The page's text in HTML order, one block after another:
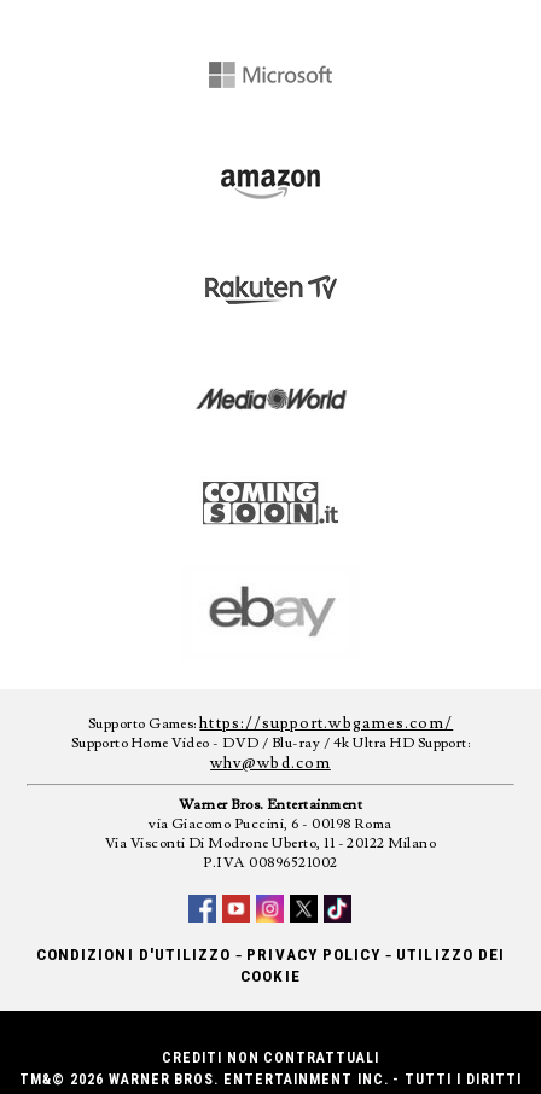
Supporto Games:https://support.wbgames.com/
Supporto Home Video - DVD / Blu-ray / 4k Ultra HD Support:
whv@wbd.com
Warner Bros. Entertainment
via Giacomo Puccini, 6 - 00198 Roma
Via Visconti Di Modrone Uberto, 11 - 20122 Milano
P.IVA 00896521002
CONDIZIONI D'UTILIZZO - PRIVACY POLICY - UTILIZZO DEI
COOKIE
CREDITI NON CONTRATTUALI
TM&© 2026 WARNER BROS. ENTERTAINMENT INC. - TUTTI I DIRITTI